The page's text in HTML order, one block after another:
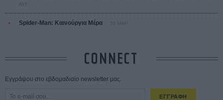
Spider-Man: Καινούργια Μέρα 30 ΜΑΡ
CONNECT
Εγγράψου στο εβδομαδιαίο newsletter μας.
ΕΓΓΡΑΦΗ